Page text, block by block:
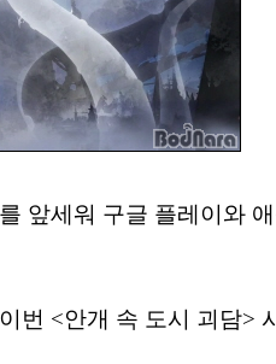
앞세워 구글 플레이와
번 <안개 속 도시 괴담>